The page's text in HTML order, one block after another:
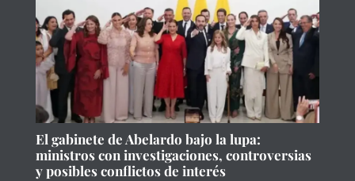
El gabinete de Abelardo bajo la lupa:
ministros con investigaciones, controversias
y posibles conflictos de interés